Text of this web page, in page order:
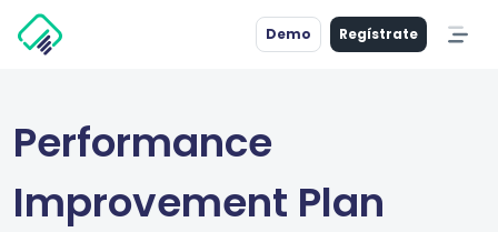
Demo Regístrate
Performance
Improvement Plan